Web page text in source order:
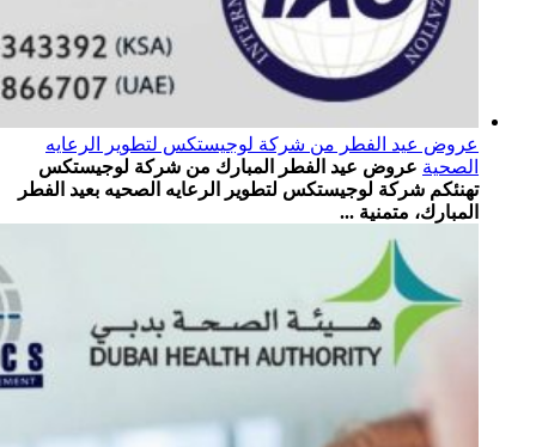
عروض عيد الفطر من شركة لوجيستكس لتطوير الرعايه
الصحية عروض عيد الفطر المبارك من شركة لوجيستكس
تهنئكم شركة لوجيستكس لتطوير الرعايه الصحيه بعيد الفطر
المبارك، متمنية ...